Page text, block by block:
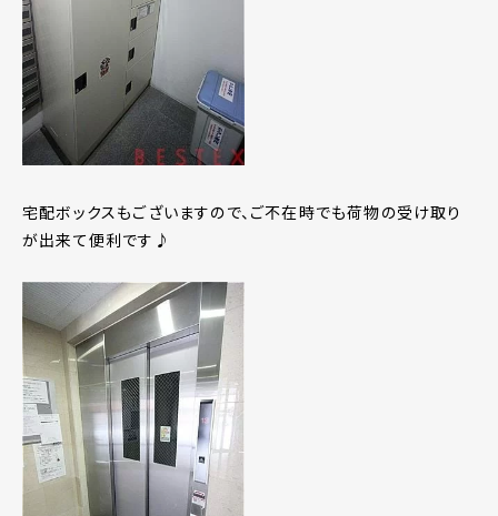
宅配ボックスもございますので、ご不在時でも荷物の受け取り
が出来て便利です♪